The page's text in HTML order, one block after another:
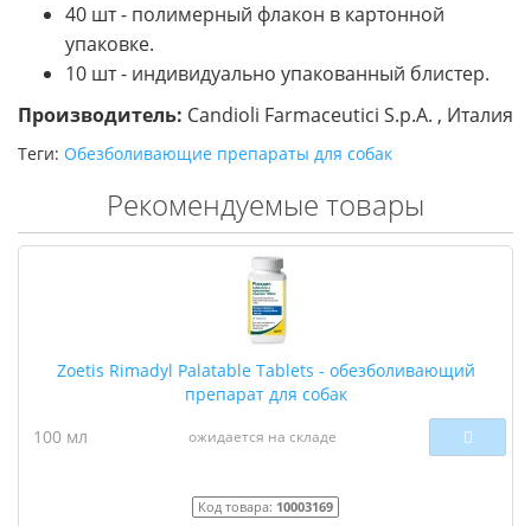
40 шт - полимерный флакон в картонной
упаковке.
10 шт - индивидуально упакованный блистер.
Производитель: Candioli Farmaceutici S.p.A. , Италия
Теги: Обезболивающие препараты для собак
Рекомендуемые товары
Zoetis Rimadyl Palatable Tablets - обезболивающий
препарат для собак
100 мл
ожидается на складе
Код товара: 10003169